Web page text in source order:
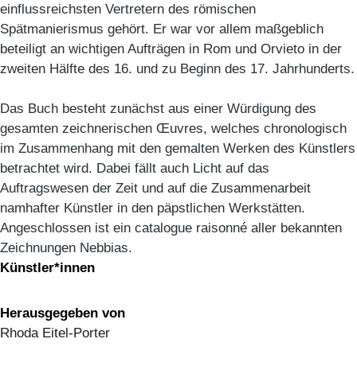
einflussreichsten Vertretern des römischen
Spätmanierismus gehört. Er war vor allem maßgeblich
beteiligt an wichtigen Aufträgen in Rom und Orvieto in der
zweiten Hälfte des 16. und zu Beginn des 17. Jahrhunderts.
Das Buch besteht zunächst aus einer Würdigung des
gesamten zeichnerischen Œuvres, welches chronologisch
im Zusammenhang mit den gemalten Werken des Künstlers
betrachtet wird. Dabei fällt auch Licht auf das
Auftragswesen der Zeit und auf die Zusammenarbeit
namhafter Künstler in den päpstlichen Werkstätten.
Angeschlossen ist ein catalogue raisonné aller bekannten
Zeichnungen Nebbias.
Künstler*innen
Herausgegeben von
Rhoda Eitel-Porter